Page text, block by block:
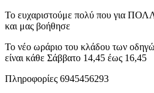
Το ευχαριστούμε πολύ που για
και μας βοήθησε
Το νέο ωράριο του κλάδου των
είναι κάθε Σάββατο 14,45 έως 16,45
Πληροφορίες 6945456293